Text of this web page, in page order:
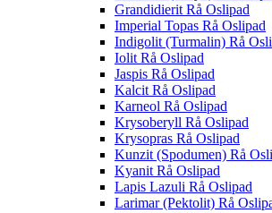
Grandidierit Rå Oslipad
Imperial Topas Rå Oslipad
Indigolit (Turmalin) Rå
Iolit Rå Oslipad
Jaspis Rå Oslipad
Kalcit Rå Oslipad
Karneol Rå Oslipad
Krysoberyll Rå Oslipad
Krysopras Rå Oslipad
Kunzit (Spodumen) Rå
Kyanit Rå Oslipad
Lapis Lazuli Rå Oslipad
Larimar (Pektolit) Rå